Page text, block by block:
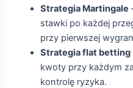
Strategia Martingale
stawki po każdej
przy pierwszej
Strategia flat betting
kwoty przy każdym
kontrolę ryzyka.